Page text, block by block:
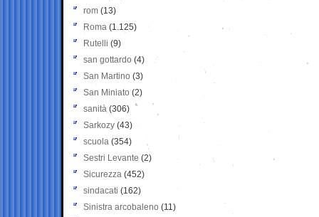
rom (13)
Roma (1.125)
Rutelli (9)
san gottardo (4)
San Martino (3)
San Miniato (2)
sanità (306)
Sarkozy (43)
scuola (354)
Sestri Levante (2)
Sicurezza (452)
sindacati (162)
Sinistra arcobaleno (11)